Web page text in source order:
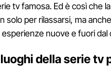
tv famosa. Ed è così che
solo per rilassarsi, ma
nuove e fuori dal
della serie tv